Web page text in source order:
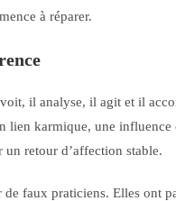
à réparer.
il analyse, il agit et il
karmique, une influence
retour d’affection stable.
faux praticiens. Elles ont